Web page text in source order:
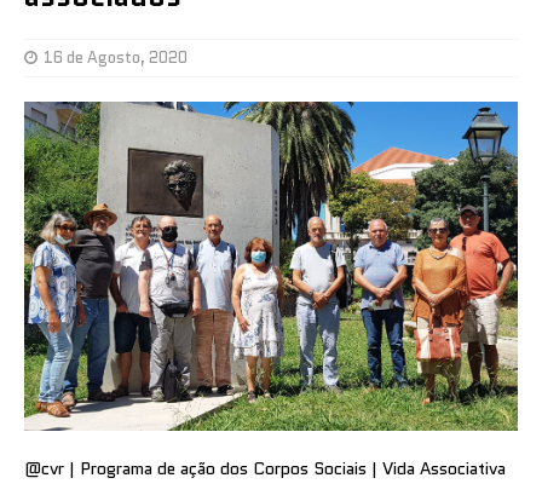
16 de Agosto, 2020
@cvr | Programa de ação dos Corpos Sociais | Vida Associativa